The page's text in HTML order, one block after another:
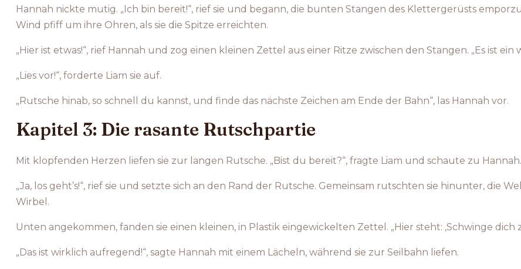
Hannah nickte mutig. „Ich bin bereit!“, rief sie und begann, die bunten Stangen des Klettergerüsts
Wind pfiff um ihre Ohren, als sie die Spitze erreichten.
„Hier ist etwas!“, rief Hannah und zog einen kleinen Zettel aus einer Ritze zwischen den Stangen. „Es ist ein
„Lies vor!“, forderte Liam sie auf.
„Rutsche hinab, so schnell du kannst, und finde das nächste Zeichen am Ende der Bahn“, las Hannah vor.
Kapitel 3: Die rasante Rutschpartie
Mit klopfenden Herzen liefen sie zur langen Rutsche. „Bist du bereit?“, fragte Liam und schaute zu Hannah.
„Ja, los geht’s!“, rief sie und setzte sich an den Rand der Rutsche. Gemeinsam rutschten sie hinunter, die
Wirbel.
Unten angekommen, fanden sie einen kleinen, in Plastik eingewickelten Zettel. „Hier steht: ‚Schwinge
„Das ist wirklich aufregend!“, sagte Hannah mit einem Lächeln, während sie zur Seilbahn liefen.